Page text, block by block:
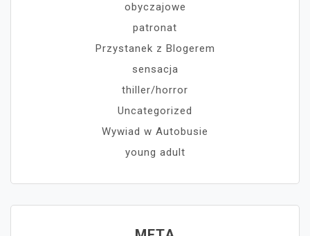
obyczajowe
patronat
Przystanek z Blogerem
sensacja
thiller/horror
Uncategorized
Wywiad w Autobusie
young adult